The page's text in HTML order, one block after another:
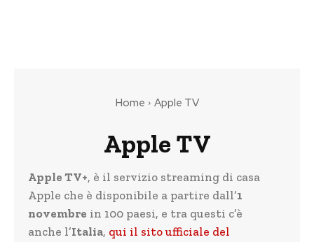
Home Apple TV
Apple TV
Apple TV+, è il servizio streaming di casa
Apple che è disponibile a partire dall’1
novembre in 100 paesi, e tra questi c’è
anche l’Italia, qui il sito ufficiale del